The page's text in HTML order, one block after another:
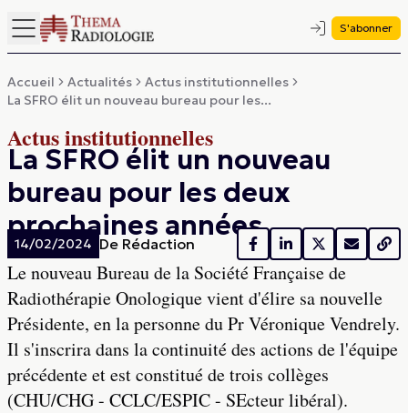
S'abonner
Accueil Actualités
Actus institutionnelles
La SFRO élit un nouveau bureau pour les...
Actus institutionnelles
La SFRO élit un nouveau
bureau pour les deux
prochaines années
14/02/2024 De Rédaction
Le nouveau Bureau de la Société Française de
Radiothérapie Onologique vient d'élire sa nouvelle
Présidente, en la personne du Pr Véronique Vendrely.
Il s'inscrira dans la continuité des actions de l'équipe
précédente et est constitué de trois collèges
(CHU/CHG - CCLC/ESPIC - SEcteur libéral).